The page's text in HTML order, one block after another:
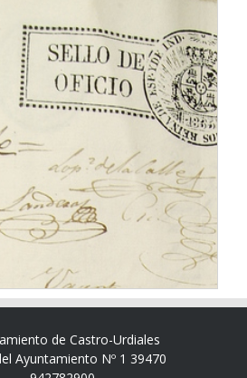
de Castro-Urdiales
Ayuntamiento Nº 1 39470